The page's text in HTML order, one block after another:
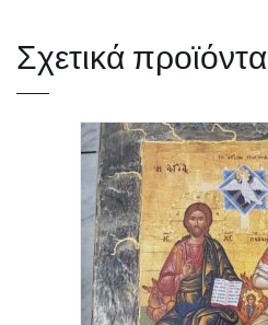
Σχετικά προϊόντα